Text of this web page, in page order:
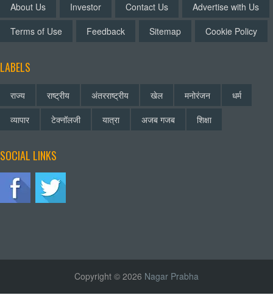
About Us Investor Contact Us
Advertise with Us
Terms of Use
Feedback Sitemap Cookie Policy
LABELS
राज्य राष्ट्रीय अंतरराष्ट्रीय खेल मनोरंजन
धर्म
व्यापार
टेक्नॉलजी यात्रा अजब गजब शिक्षा
SOCIAL LINKS
Copyright © 2026 Nagar Prabha